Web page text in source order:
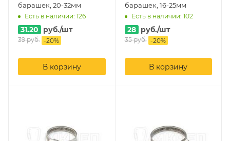
барашек, 20-32мм
Есть в наличии: 126
31.20 руб./шт
39руб. -20%
В корзину
барашек, 16-25мм
Есть в наличии: 102
28 руб./шт
35руб. -20%
В корзину